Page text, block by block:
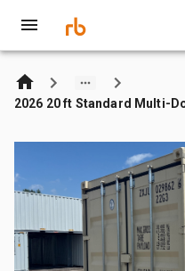
2026 20 ft Standard Multi-